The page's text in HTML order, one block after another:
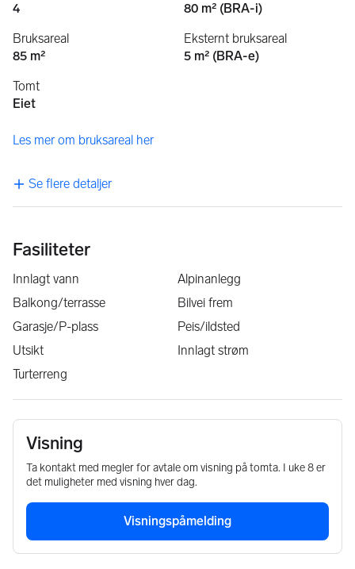
4
80 m² (BRA-i)
Bruksareal
85 m²
Eksternt bruksareal
5 m² (BRA-e)
Tomt
Eiet
Les mer om bruksareal her
Se flere detaljer
Fasiliteter
Innlagt vann
Alpinanlegg
Balkong/terrasse
Bilvei frem
Garasje/P-plass
Peis/ildsted
Utsikt
Innlagt strøm
Turterreng
Visning
Ta kontakt med megler for avtale om visning på tomta. I uke 8 er
det muligheter med visning hver dag.
Visningspåmelding